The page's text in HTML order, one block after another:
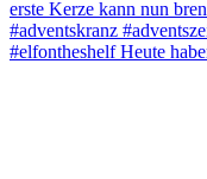
#elfontheshelf Heute